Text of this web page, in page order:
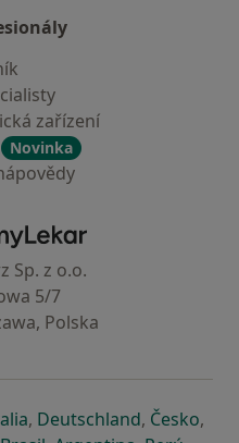
zařízení
Novinka
- Hlavní stránka
Sp. z o.o.
5/7
Polska
záložce
v nové záložce
se otevře v nové záložce
, Deutschlandse otevře v
, Českose
,